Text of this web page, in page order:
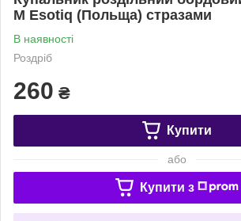
М Esotiq (Польща) стразами
В наявності
Роздріб
260 ₴
Купити
або
Купити з